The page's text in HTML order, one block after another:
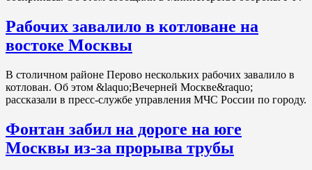
Рабочих завалило в котловане на
востоке Москвы
В столичном районе Перово нескольких рабочих завалило в
котлован. Об этом &laquo;Вечерней Москве&raquo;
рассказали в пресс-службе управления МЧС России по городу.
Фонтан забил на дороге на юге
Москвы из-за прорыва трубы